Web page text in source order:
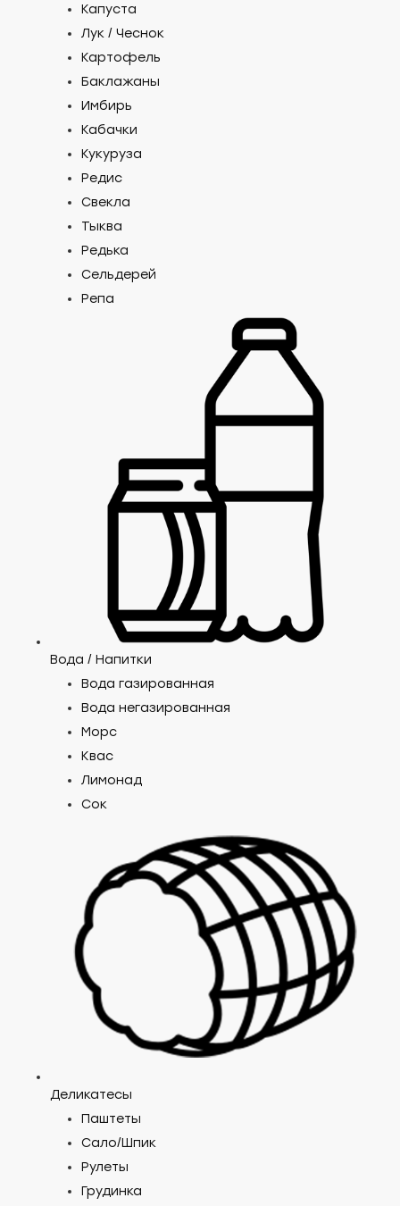
Капуста
Лук / Чеснок
Картофель
Баклажаны
Имбирь
Кабачки
Кукуруза
Редис
Свекла
Тыква
Редька
Сельдерей
Репа
Вода / Напитки
Вода газированная
Вода негазированная
Морс
Квас
Лимонад
Сок
Деликатесы
Паштеты
Cало/Шпик
Рулеты
Грудинка